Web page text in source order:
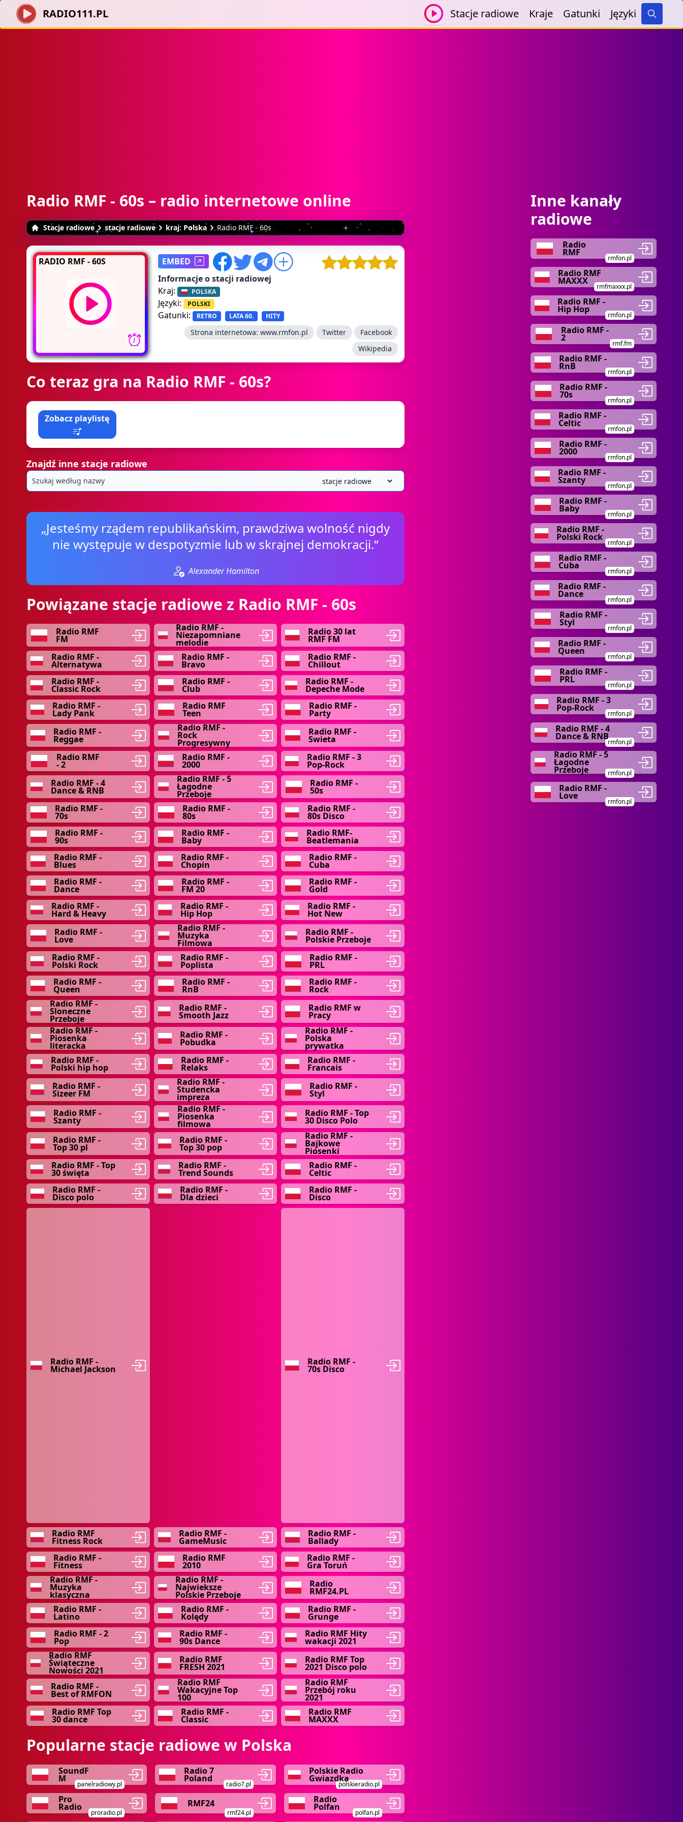
RADIO111.PL Stacje radiowe Kraje Gatunki Języki
Search
Radio RMF - 60s – radio internetowe online
Stacje radiowe stacje radiowe kraj: Polska Radio RMF - 60s
RADIO RMF - 60S
EMBED
Informacje o stacji radiowej
Kraj:
POLSKA
Języki: POLSKI
Gatunki: RETRO LATA 60. HITY
Strona internetowa: www.rmfon.pl Twitter
Facebook
Wikipedia
Co teraz gra na Radio RMF - 60s?
Zobacz playlistę
Znajdź inne stacje radiowe
„Jesteśmy rządem republikańskim, prawdziwa wolność nigdy
nie występuje w despotyzmie lub w skrajnej demokracji.“
Alexander Hamilton
Powiązane stacje radiowe z Radio RMF - 60s
Radio RMF
FM
Radio RMF -
Niezapomniane
melodie
Radio 30 lat
RMF FM
Radio RMF -
Alternatywa
Radio RMF -
Bravo
Radio RMF -
Chillout
Radio RMF -
Classic Rock
Radio RMF -
Club
Radio RMF -
Depeche Mode
Radio RMF -
Lady Pank
Radio RMF
Teen
Radio RMF -
Party
Radio RMF -
Reggae
Radio RMF -
Rock
Progresywny
Radio RMF -
Swieta
Radio RMF
- 2
Radio RMF -
2000
Radio RMF - 3
Pop-Rock
Radio RMF - 4
Dance & RNB
Radio RMF - 5
Łagodne
Przeboje
Radio RMF -
50s
Radio RMF -
70s
Radio RMF -
80s
Radio RMF -
80s Disco
Radio RMF -
90s
Radio RMF -
Baby
Radio RMF-
Beatlemania
Radio RMF -
Blues
Radio RMF -
Chopin
Radio RMF -
Cuba
Radio RMF -
Dance
Radio RMF -
FM 20
Radio RMF -
Gold
Radio RMF -
Hard & Heavy
Radio RMF -
Hip Hop
Radio RMF -
Hot New
Radio RMF -
Love
Radio RMF -
Muzyka
Filmowa
Radio RMF -
Polskie Przeboje
Radio RMF -
Polski Rock
Radio RMF -
Poplista
Radio RMF -
PRL
Radio RMF -
Queen
Radio RMF -
RnB
Radio RMF -
Rock
Radio RMF -
Sloneczne
Przeboje
Radio RMF -
Smooth Jazz
Radio RMF w
Pracy
Radio RMF -
Piosenka
literacka
Radio RMF -
Pobudka
Radio RMF -
Polska
prywatka
Radio RMF -
Polski hip hop
Radio RMF -
Relaks
Radio RMF -
Francais
Radio RMF -
Sizeer FM
Radio RMF -
Studencka
impreza
Radio RMF -
Styl
Radio RMF -
Szanty
Radio RMF -
Piosenka
filmowa
Radio RMF - Top
30 Disco Polo
Radio RMF -
Top 30 pl
Radio RMF -
Top 30 pop
Radio RMF -
Bajkowe
Piosenki
Radio RMF - Top
30 święta
Radio RMF -
Trend Sounds
Radio RMF -
Celtic
Radio RMF -
Disco polo
Radio RMF -
Dla dzieci
Radio RMF -
Disco
Radio RMF -
Michael Jackson
Radio RMF -
70s Disco
Radio RMF
Fitness Rock
Radio RMF -
GameMusic
Radio RMF -
Ballady
Radio RMF -
Fitness
Radio RMF
2010
Radio RMF -
Gra Toruń
Radio RMF -
Muzyka
klasyczna
Radio RMF -
Najwieksze
Polskie Przeboje
Radio
RMF24.PL
Radio RMF -
Latino
Radio RMF -
Kolędy
Radio RMF -
Grunge
Radio RMF - 2
Pop
Radio RMF -
90s Dance
Radio RMF Hity
wakacji 2021
Radio RMF
Świąteczne
Nowości 2021
Radio RMF
FRESH 2021
Radio RMF Top
2021 Disco polo
Radio RMF -
Best of RMFON
Radio RMF
Wakacyjne Top
100
Radio RMF
Przebój roku
2021
Radio RMF Top
30 dance
Radio RMF -
Classic
Radio RMF
MAXXX
Popularne stacje radiowe w Polska
SoundF
M
panelradiowy.pl
Radio 7
Poland
radio7.pl
Polskie Radio
Gwiazdka
polskieradio.pl
Pro
Radio
proradio.pl
RMF24
rmf24.pl
Radio
Polfan
polfan.pl
Inne kanały
radiowe
Radio
RMF
rmfon.pl
Radio RMF
MAXXX
rmfmaxxx.pl
Radio RMF -
Hip Hop
rmfon.pl
Radio RMF -
2
rmf.fm
Radio RMF -
RnB
rmfon.pl
Radio RMF -
70s
rmfon.pl
Radio RMF -
Celtic
rmfon.pl
Radio RMF -
2000
rmfon.pl
Radio RMF -
Szanty
rmfon.pl
Radio RMF -
Baby
rmfon.pl
Radio RMF -
Polski Rock
rmfon.pl
Radio RMF -
Cuba
rmfon.pl
Radio RMF -
Dance
rmfon.pl
Radio RMF -
Styl
rmfon.pl
Radio RMF -
Queen
rmfon.pl
Radio RMF -
PRL
rmfon.pl
Radio RMF - 3
Pop-Rock
rmfon.pl
Radio RMF - 4
Dance & RNB
rmfon.pl
Radio RMF - 5
Łagodne
Przeboje rmfon.pl
Radio RMF -
Love
rmfon.pl